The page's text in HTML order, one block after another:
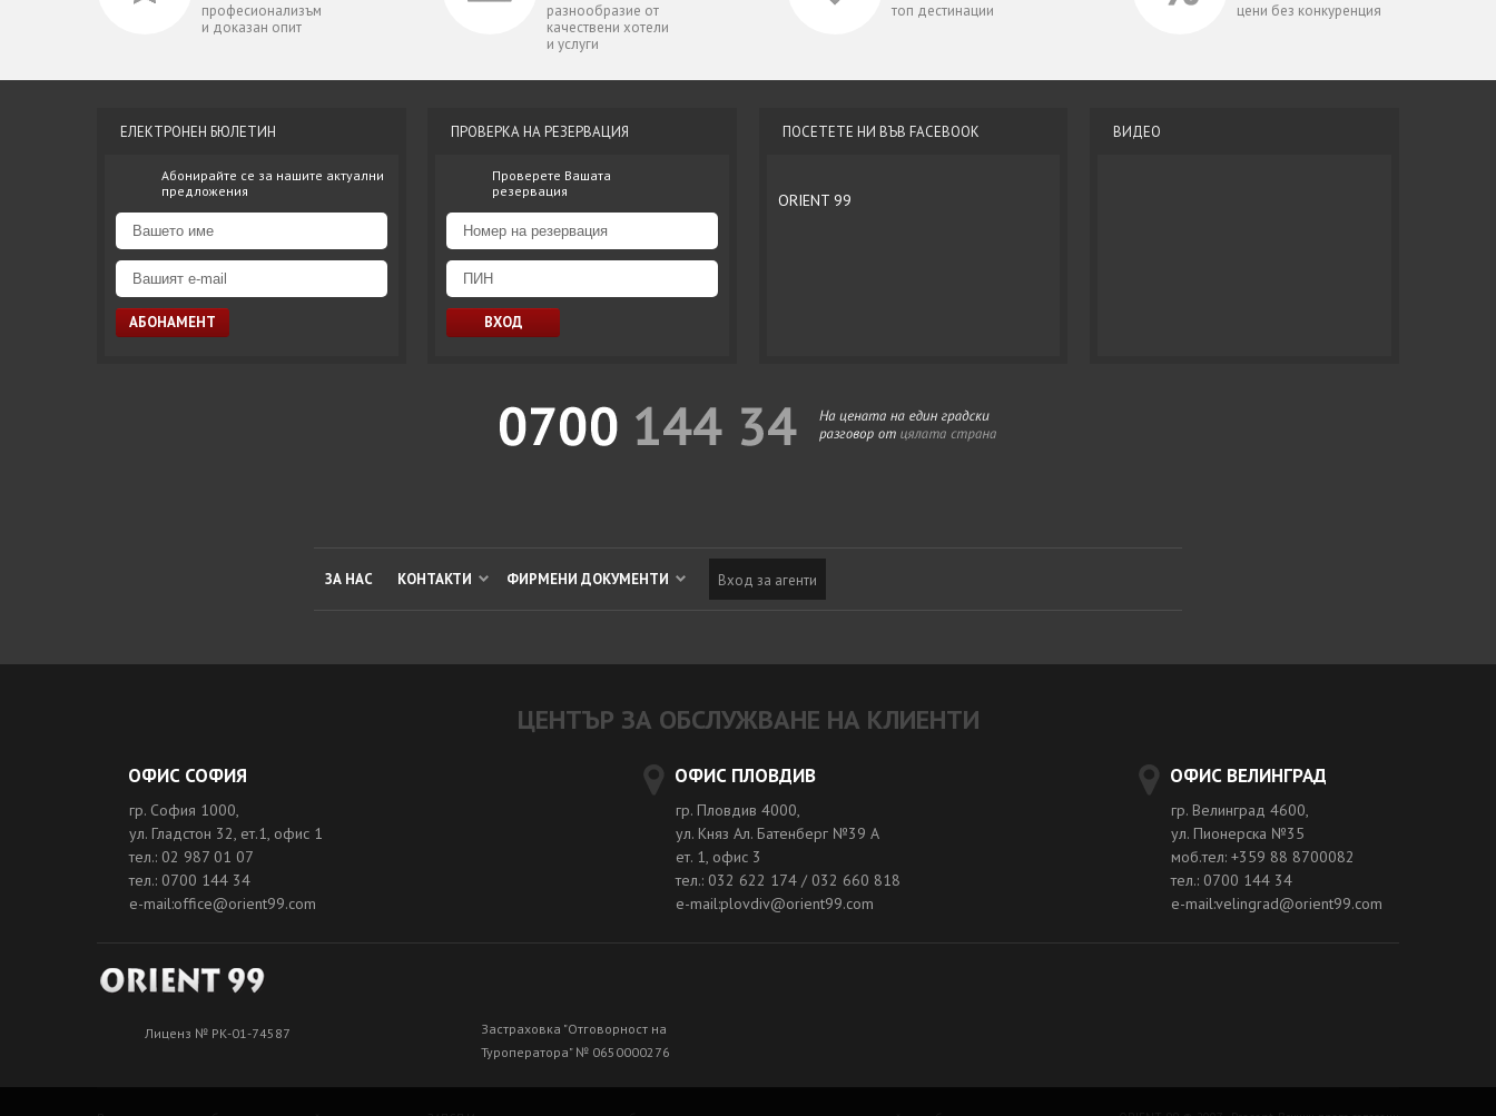
професионализъм
и доказан опит
разнообразие от
качествени хотели
и услуги
топ дестинации цени без конкуренция
ЕЛЕКТРОНЕН БЮЛЕТИН
Абонирайте се за нашите актуални
предложения
ПРОВЕРКА НА РЕЗЕРВАЦИЯ
Проверете Вашата
резервация
ПОСЕТЕТЕ НИ ВЪВ FACEBOOK
ORIENT 99
ВИДЕО
ЗА НАС КОНТАКТИ ФИРМЕНИ ДОКУМЕНТИ Вход за агенти
ЦЕНТЪР ЗА ОБСЛУЖВАНЕ НА КЛИЕНТИ
ОФИС СОФИЯ
гр. София 1000,
ул. Гладстон 32, ет.1, офис 1
тел.: 02 987 01 07
тел.: 0700 144 34
e-mail:office@orient99.com
ОФИС ПЛОВДИВ
гр. Пловдив 4000,
ул. Княз Ал. Батенберг №39 A
ет. 1, офис 3
тел.: 032 622 174 / 032 660 818
e-mail:plovdiv@orient99.com
ОФИС ВЕЛИНГРАД
гр. Велинград 4600,
ул. Пионерска №35
моб.тел: +359 88 8700082
тел.: 0700 144 34
e-mail:velingrad@orient99.com
Лиценз № РК-01-74587
Застраховка "Отговорност на
Туроператора" № 0650000276